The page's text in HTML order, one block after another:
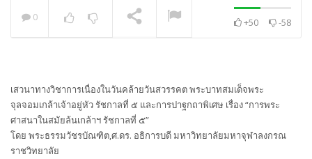
0 +50 -58
เสวนาทางวิชาการเนื่องในวันคล้ายวันสวรรคต พระบาทสมเด็จพระ
จุลจอมเกล้าเจ้าอยู่หัว รัชกาลที่ ๕ และการปาฐกถาพิเศษ เรื่อง “การพระ
ศาสนาในสมัยล้นเกล้าฯ รัชกาลที่ ๕”
โดย พระธรรมวัชรบัณฑิต,ศ.ดร. อธิการบดี มหาวิทยาลัยมหาจุฬาลงกรณ
ราชวิทยาลัย